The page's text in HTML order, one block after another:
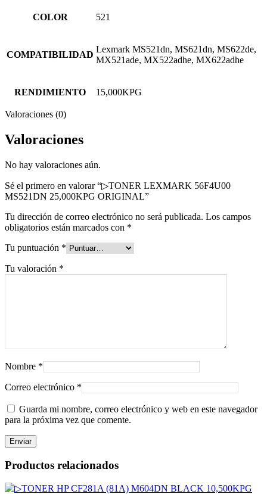
COLOR 521
COMPATIBILIDAD
Lexmark MS521dn, MS621dn, MS622de,
MX521ade, MX522adhe, MX622adhe
RENDIMIENTO 15,000KPG
Valoraciones (0)
Valoraciones
No hay valoraciones aún.
Sé el primero en valorar “▷TONER LEXMARK 56F4U00
MS521DN 25,000KPG ORIGINAL”
Tu dirección de correo electrónico no será publicada. Los campos
obligatorios están marcados con *
Tu puntuación *
Tu valoración *
Nombre *
Correo electrónico *
Guarda mi nombre, correo electrónico y web en este navegador
para la próxima vez que comente.
Productos relacionados